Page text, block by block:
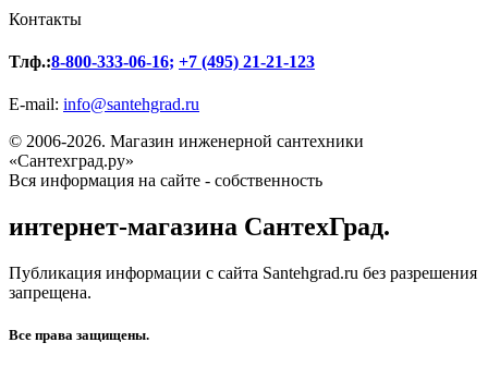
Контакты
Тлф.:8-800-333-06-16; +7 (495) 21-21-123
E-mail: info@santehgrad.ru
© 2006-2026. Магазин инженерной сантехники
«Сантехград.ру»
Вся информация на сайте - собственность
интернет-магазина СантехГрад.
Публикация информации с сайта Santehgrad.ru без разрешения
запрещена.
Все права защищены.